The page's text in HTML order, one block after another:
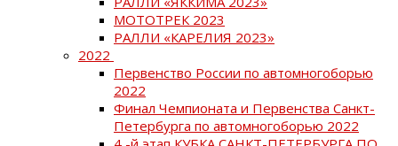
МОТОТРЕК 2023
РАЛЛИ «КАРЕЛИЯ 2023»
2022
Первенство России по автомногоборью
2022
Финал Чемпионата и Первенства Санкт-
Петербурга по автомногоборью 2022